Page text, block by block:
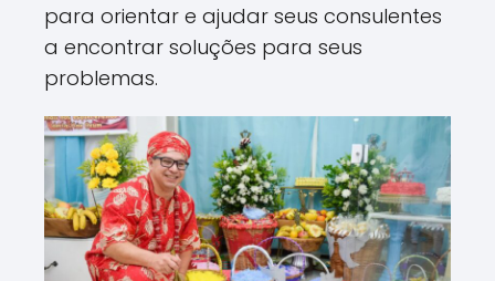
para orientar e ajudar seus consulentes
a encontrar soluções para seus
problemas.